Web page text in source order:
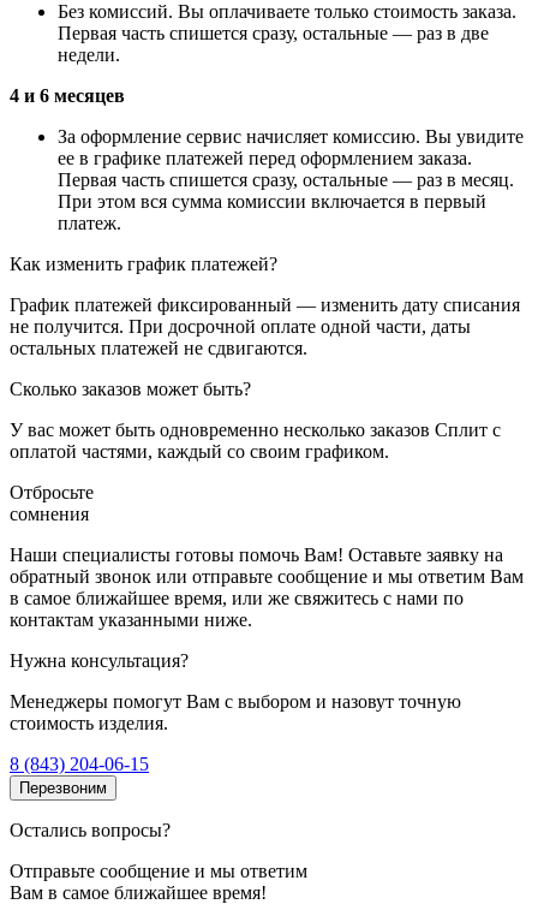
Без комиссий. Вы оплачиваете только стоимость заказа.
Первая часть спишется сразу, остальные — раз в две
недели.
4 и 6 месяцев
За оформление сервис начисляет комиссию. Вы увидите
ее в графике платежей перед оформлением заказа.
Первая часть спишется сразу, остальные — раз в месяц.
При этом вся сумма комиссии включается в первый
платеж.
Как изменить график платежей?
График платежей фиксированный — изменить дату списания
не получится. При досрочной оплате одной части, даты
остальных платежей не сдвигаются.
Сколько заказов может быть?
У вас может быть одновременно несколько заказов Сплит с
оплатой частями, каждый со своим графиком.
Отбросьте
сомнения
Наши специалисты готовы помочь Вам! Оставьте заявку на
обратный звонок или отправьте сообщение и мы ответим Вам
в самое ближайшее время, или же свяжитесь с нами по
контактам указанными ниже.
Нужна консультация?
Менеджеры помогут Вам с выбором и назовут точную
стоимость изделия.
8 (843) 204-06-15
Перезвоним
Остались вопросы?
Отправьте сообщение и мы ответим
Вам в самое ближайшее время!